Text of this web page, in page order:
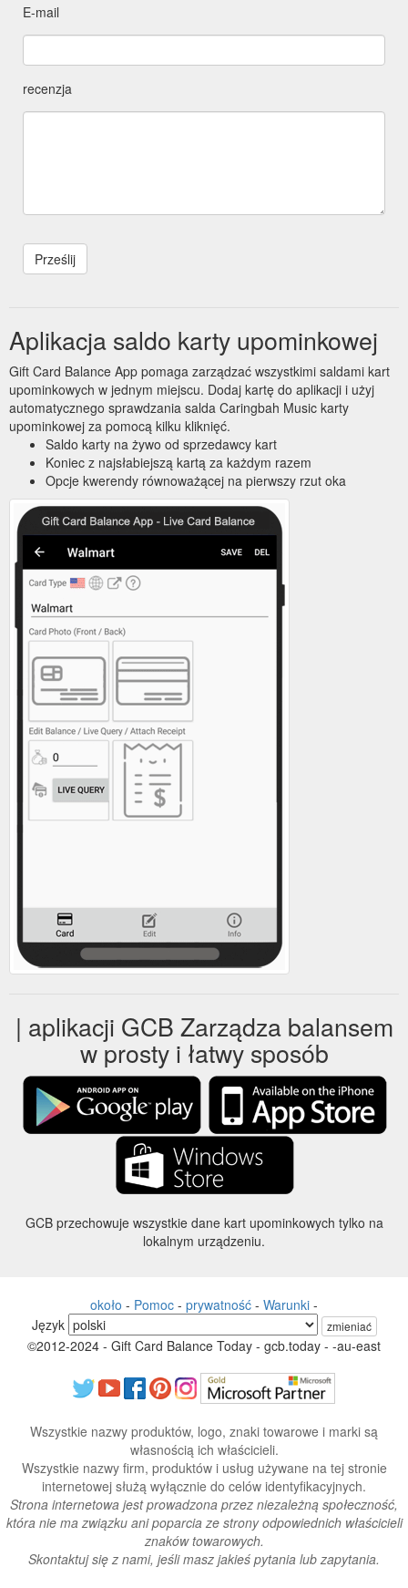
E-mail
recenzja
Aplikacja saldo karty upominkowej
Gift Card Balance App pomaga zarządzać wszystkimi saldami kart
upominkowych w jednym miejscu. Dodaj kartę do aplikacji i użyj
automatycznego sprawdzania salda Caringbah Music karty
upominkowej za pomocą kilku kliknięć.
Saldo karty na żywo od sprzedawcy kart
Koniec z najsłabiejszą kartą za każdym razem
Opcje kwerendy równoważącej na pierwszy rzut oka
| aplikacji GCB Zarządza balansem
w prosty i łatwy sposób
GCB przechowuje wszystkie dane kart upominkowych tylko na
lokalnym urządzeniu.
około - Pomoc - prywatność - Warunki -
Język
zmieniać
©2012-2024 - Gift Card Balance Today - gcb.today - -au-east
Wszystkie nazwy produktów, logo, znaki towarowe i marki są
własnością ich właścicieli.
Wszystkie nazwy firm, produktów i usług używane na tej stronie
internetowej służą wyłącznie do celów identyfikacyjnych.
Strona internetowa jest prowadzona przez niezależną społeczność,
która nie ma związku ani poparcia ze strony odpowiednich właścicieli
znaków towarowych.
Skontaktuj się z nami, jeśli masz jakieś pytania lub zapytania.